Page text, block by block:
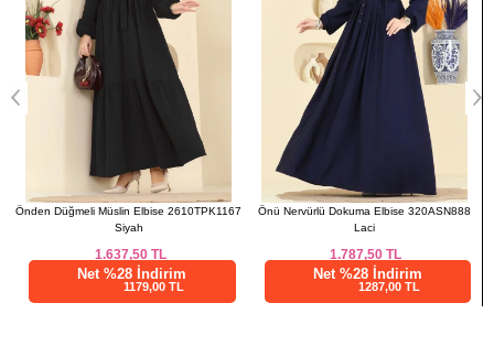
Önden Düğmeli Müslin Elbise 2610TPK1167
Siyah
1.637,50TL
Net %28 İndirim
1179,00 TL
Önü Nervürlü Dokuma Elbise 320ASN888
Laci
1.787,50 TL
Net %28 İndirim
1287,00 TL